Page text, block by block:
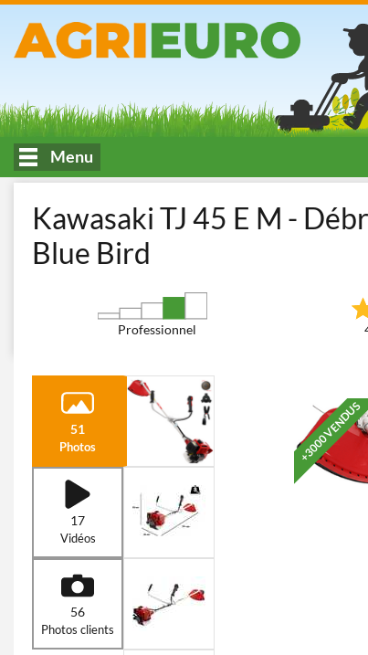
Menu
Kawasaki TJ 45 E M -
Blue Bird
Professionnel
51
Photos
17
Vidéos
56
Photos clients
+3000 VENDUS